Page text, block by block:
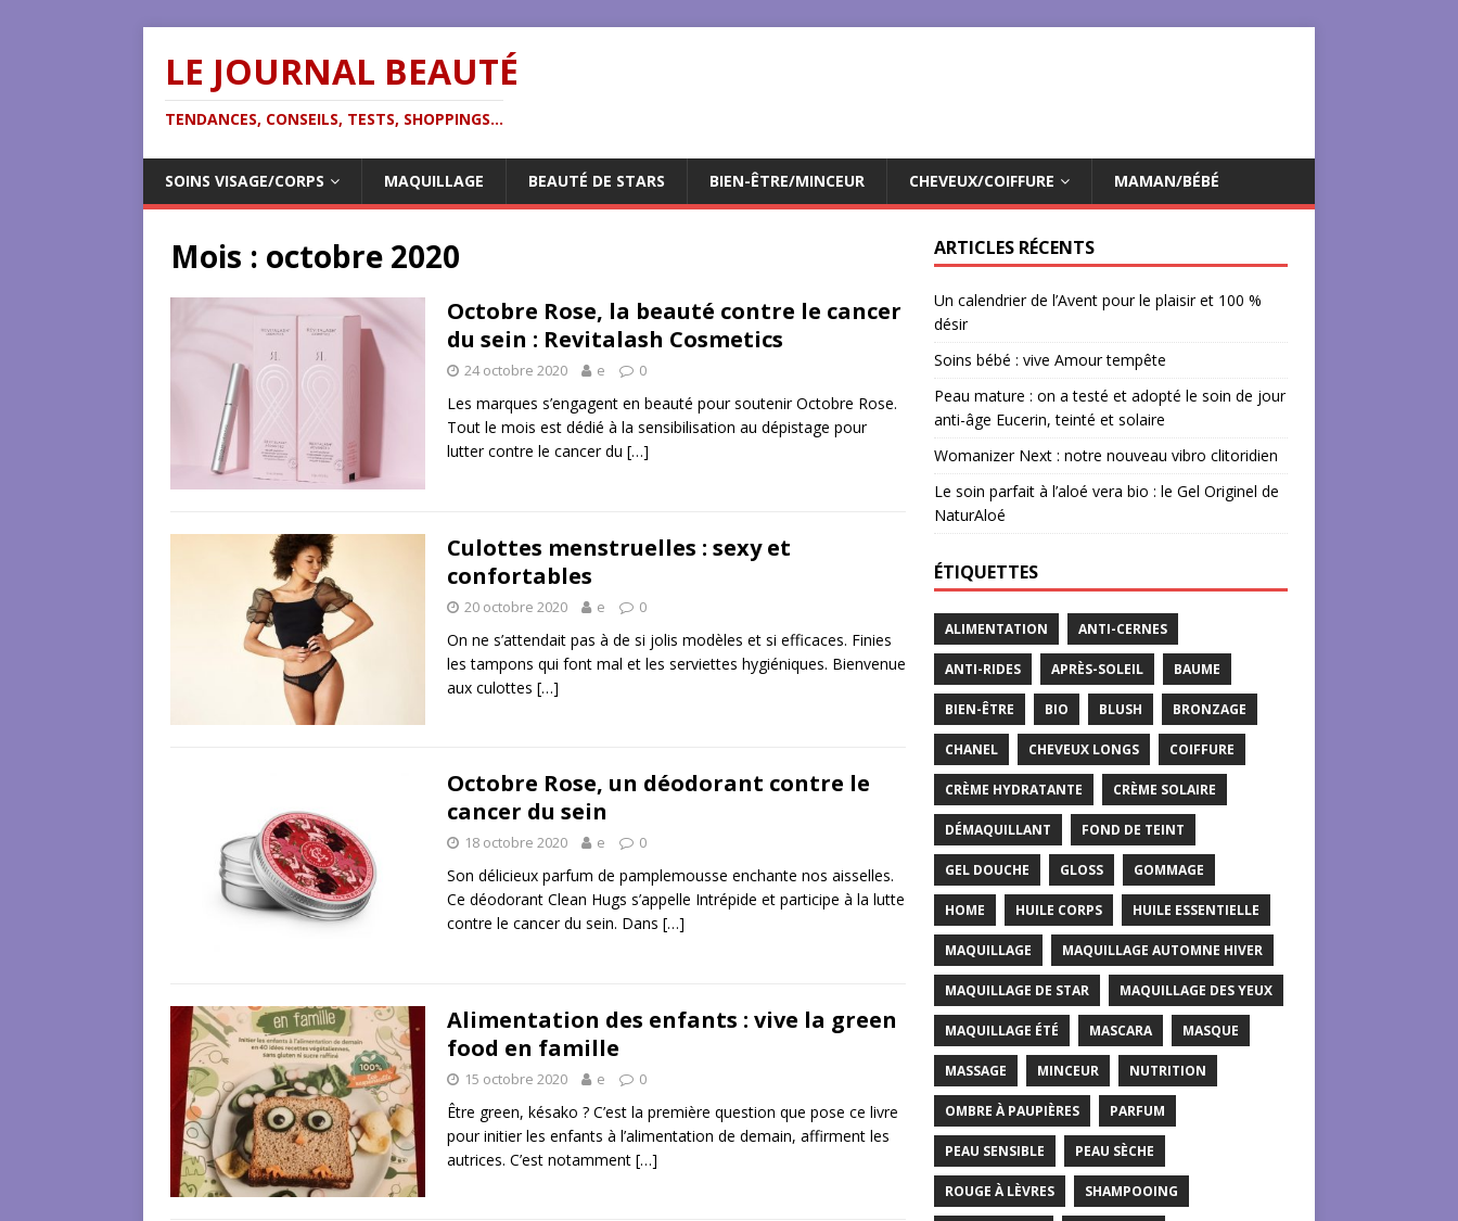
LE JOURNAL BEAUTÉ
TENDANCES, CONSEILS, TESTS, SHOPPINGS...
SOINS VISAGE/CORPS MAQUILLAGE BEAUTÉ DE STARS BIEN-ÊTRE/MINCEUR CHEVEUX/COIFFURE MAMAN/BÉBÉ
Mois : octobre 2020
Octobre Rose, la beauté contre le cancer
du sein : Revitalash Cosmetics
24 octobre 2020 e 0
Les marques s’engagent en beauté pour soutenir Octobre Rose.
Tout le mois est dédié à la sensibilisation au dépistage pour
lutter contre le cancer du […]
Culottes menstruelles : sexy et
confortables
20 octobre 2020 e 0
On ne s’attendait pas à de si jolis modèles et si efficaces. Finies
les tampons qui font mal et les serviettes hygiéniques. Bienvenue
aux culottes […]
Octobre Rose, un déodorant contre le
cancer du sein
18 octobre 2020 e 0
Son délicieux parfum de pamplemousse enchante nos aisselles.
Ce déodorant Clean Hugs s’appelle Intrépide et participe à la lutte
contre le cancer du sein. Dans […]
Alimentation des enfants : vive la green
food en famille
15 octobre 2020 e 0
Être green, késako ? C’est la première question que pose ce livre
pour initier les enfants à l’alimentation de demain, affirment les
autrices. C’est notamment […]
ARTICLES RÉCENTS
Un calendrier de l’Avent pour le plaisir et 100 %
désir
Soins bébé : vive Amour tempête
Peau mature : on a testé et adopté le soin de jour
anti-âge Eucerin, teinté et solaire
Womanizer Next : notre nouveau vibro clitoridien
Le soin parfait à l’aloé vera bio : le Gel Originel de
NaturAloé
ÉTIQUETTES
ALIMENTATION ANTI-CERNES
ANTI-RIDES APRÈS-SOLEIL BAUME
BIEN-ÊTRE BIO BLUSH BRONZAGE
CHANEL CHEVEUX LONGS COIFFURE
CRÈME HYDRATANTE CRÈME SOLAIRE
DÉMAQUILLANT FOND DE TEINT
GEL DOUCHE GLOSS GOMMAGE
HOME HUILE CORPS HUILE ESSENTIELLE
MAQUILLAGE MAQUILLAGE AUTOMNE HIVER
MAQUILLAGE DE STAR MAQUILLAGE DES YEUX
MAQUILLAGE ÉTÉ MASCARA MASQUE
MASSAGE MINCEUR NUTRITION
OMBRE À PAUPIÈRES PARFUM
PEAU SENSIBLE PEAU SÈCHE
ROUGE À LÈVRES SHAMPOOING